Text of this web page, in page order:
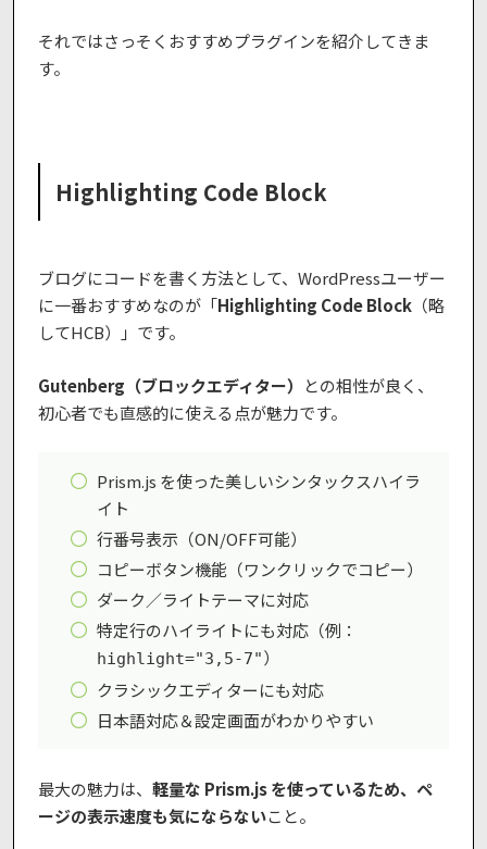
それではさっそくおすすめプラグインを紹介してきま
す。
Highlighting Code Block
ブログにコードを書く方法として、WordPressユーザー
に一番おすすめなのが「Highlighting Code Block （略
してHCB）」です。
Gutenberg（ブロックエディター）
との相性が良く、
初心者でも直感的に使える点が魅力です。
Prism.js を使った美しいシンタックスハイラ
イト
行番号表示（ON/OFF可能）
コピーボタン機能（ワンクリックでコピー）
ダーク／ライトテーマに対応
特定行のハイライトにも対応（例：
highlight="3,5-7"）
クラシックエディターにも対応
日本語対応＆設定画面がわかりやすい
最大の魅力は、軽量な Prism.js を使っているため、ペ
ージの表示速度も気にならないこと。